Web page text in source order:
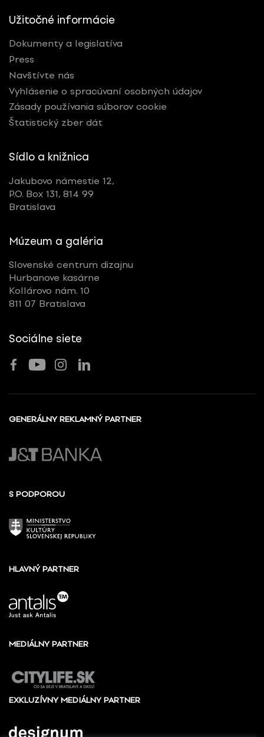
Užitočné informácie
Dokumenty a legislatíva
Press
Navštívte nás
Vyhlásenie o spracúvaní osobných údajov
Zásady používania súborov cookie
Štatistický zber dát
Sídlo a knižnica
Jakubovo námestie 12,
P.O. Box 131, 814 99
Bratislava
Múzeum a galéria
Slovenské centrum dizajnu
Hurbanove kasárne
Kollárovo nám. 10
811 07 Bratislava
Sociálne siete
GENERÁLNY REKLAMNÝ PARTNER
S PODPOROU
HLAVNÝ PARTNER
MEDIÁLNY PARTNER
EXKLUZÍVNY MEDIÁLNY PARTNER